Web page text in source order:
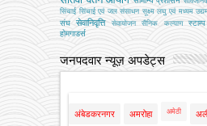
सिंचाई सिंचाई एवं जल संसाधन सूक्ष्म लघु एवं मध्यम
संघ
सेवानिवृत्ति सेवायोजन सैनिक कल्‍याण
होमगाडर्स
जनपदवार न्यूज़ अपडेट्स
अंबेडकरनगर अमरोहा अमेठी